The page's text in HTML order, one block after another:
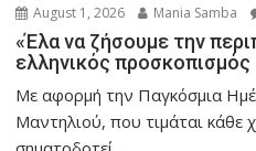
August 1, 2026 Mania Samba
«Έλα να ζήσουμε την
ελληνικός
Με αφορμή την Παγκόσμια
Μαντηλιού, που τιμάται κάθε